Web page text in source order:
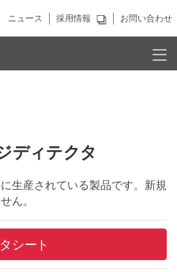
ニュース 採用情報 お問い合わせ
ディテクタ
生産されている製品です。新規
ん。
シート